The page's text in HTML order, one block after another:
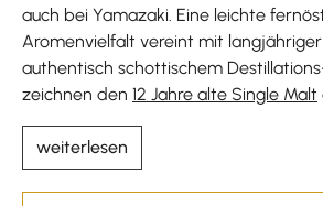
auch bei Yamazaki. Eine leichte
Aromenvielfalt vereint mit
authentisch schottischem
zeichnen den 12 Jahre alte Single Malt
weiterlesen